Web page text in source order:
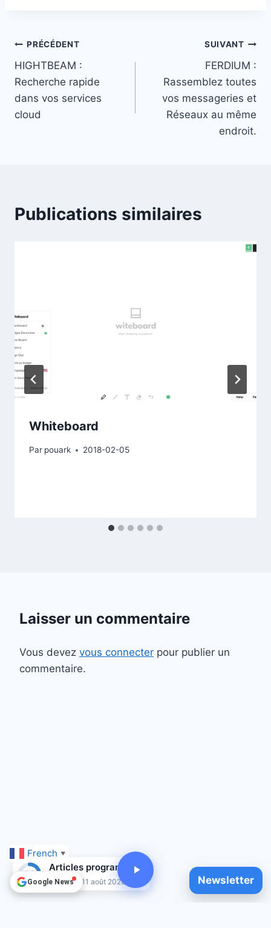
Navigation
de
l’article
PRÉCÉDENT
HIGHTBEAM :
Recherche rapide
dans vos services
cloud
SUIVANT
FERDIUM :
Rassemblez toutes
vos messageries et
Réseaux au même
endroit.
Publications similaires
Whiteboard
Par pouark 2018-02-05
Laisser un commentaire
Vous devez vous connecter pour publier un
commentaire.
Newsletter
French ▼
26
Articles programmés
Jusqu'au 11 août 2026
Google News